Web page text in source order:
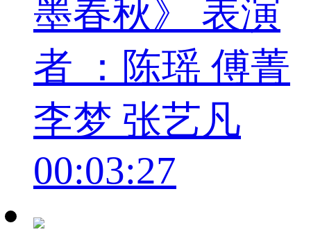
墨春秋》 表演
者 ：陈瑶 傅菁
李梦 张艺凡
00:03:27